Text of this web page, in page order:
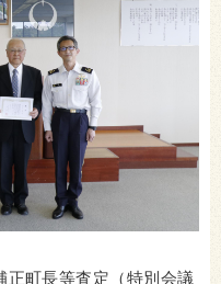
正町長等査定（特別会議